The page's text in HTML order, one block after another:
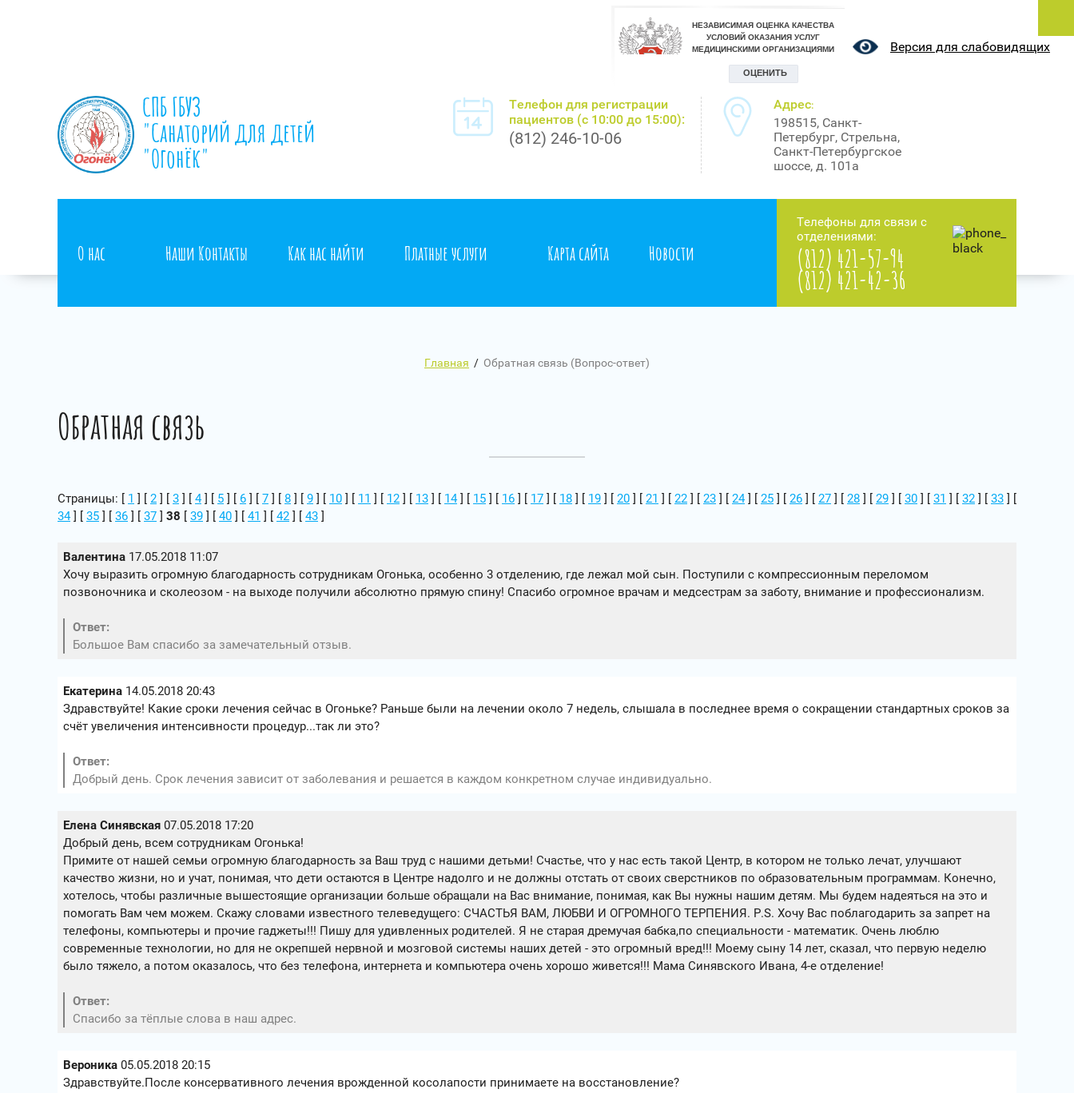
Версия для слабовидящих
СПБ ГБУЗ
"Санаторий для детей
"Огонёк"
Телефон для регистрации
пациентов (с 10:00 до 15:00):
(812) 246-10-06
Адрес:
198515, Санкт-
Петербург, Стрельна,
Санкт-Петербургское
шоссе, д. 101а
О нас Наши Контакты Как нас найти Платные услуги Карта сайта Новости
Телефоны для связи с
отделениями:
(812) 421-57-94
(812) 421-42-36
Главная / Обратная связь (Вопрос-ответ)
Обратная связь
Страницы: [ 1 ] [ 2 ] [ 3 ] [ 4 ] [ 5 ] [ 6 ] [ 7 ] [ 8 ] [ 9 ] [ 10 ] [ 11 ] [ 12 ] [ 13 ] [ 14 ] [ 15 ] [ 16 ] [ 17 ] [ 18 ] [ 19 ] [ 20 ] [ 21 ] [ 22 ] [ 23 ] [ 24 ] [ 25 ] [ 26 ] [ 27 ] [ 28 ] [ 29 ] [ 30 ] [ 31 ] [ 32 ] [ 33 ] [
34 ] [ 35 ] [ 36 ] [ 37 ] 38 [ 39 ] [ 40 ] [ 41 ] [ 42 ] [ 43 ]
Валентина 17.05.2018 11:07
Хочу выразить огромную благодарность сотрудникам Огонька, особенно 3 отделению, где лежал мой сын. Поступили с компрессионным переломом
позвоночника и сколеозом - на выходе получили абсолютно прямую спину! Спасибо огромное врачам и медсестрам за заботу, внимание и профессионализм.
Ответ:
Большое Вам спасибо за замечательный отзыв.
Екатерина 14.05.2018 20:43
Здравствуйте! Какие сроки лечения сейчас в Огоньке? Раньше были на лечении около 7 недель, слышала в последнее время о сокращении стандартных сроков за
счёт увеличения интенсивности процедур...так ли это?
Ответ:
Добрый день. Срок лечения зависит от заболевания и решается в каждом конкретном случае индивидуально.
Елена Синявская 07.05.2018 17:20
Добрый день, всем сотрудникам Огонька!
Примите от нашей семьи огромную благодарность за Ваш труд с нашими детьми! Счастье, что у нас есть такой Центр, в котором не только лечат, улучшают
качество жизни, но и учат, понимая, что дети остаются в Центре надолго и не должны отстать от своих сверстников по образовательным программам. Конечно,
хотелось, чтобы различные вышестоящие организации больше обращали на Вас внимание, понимая, как Вы нужны нашим детям. Мы будем надеяться на это и
помогать Вам чем можем. Скажу словами известного телеведущего: СЧАСТЬЯ ВАМ, ЛЮБВИ И ОГРОМНОГО ТЕРПЕНИЯ. Р.S. Хочу Вас поблагодарить за запрет на
телефоны, компьютеры и прочие гаджеты!!! Пишу для удивленных родителей. Я не старая дремучая бабка,по специальности - математик. Очень люблю
современные технологии, но для не окрепшей нервной и мозговой системы наших детей - это огромный вред!!! Моему сыну 14 лет, сказал, что первую неделю
было тяжело, а потом оказалось, что без телефона, интернета и компьютера очень хорошо живется!!! Мама Синявского Ивана, 4-е отделение!
Ответ:
Спасибо за тёплые слова в наш адрес.
Вероника 05.05.2018 20:15
Здравствуйте.После консервативного лечения врожденной косолапости принимаете на восстановление?